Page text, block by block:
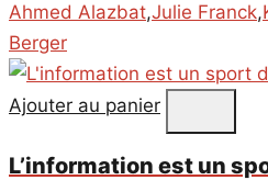
Ahmed Alazbat,Julie Franck,
Berger
Ajouter au panier
L’information est un